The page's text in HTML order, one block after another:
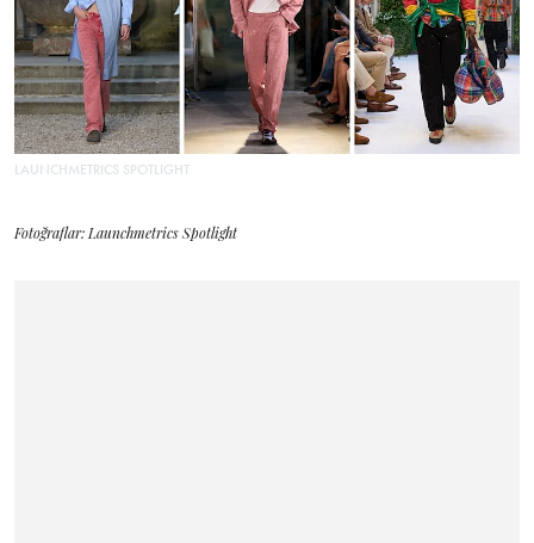
LAUNCHMETRICS SPOTLIGHT
Fotoğraflar: Launchmetrics Spotlight